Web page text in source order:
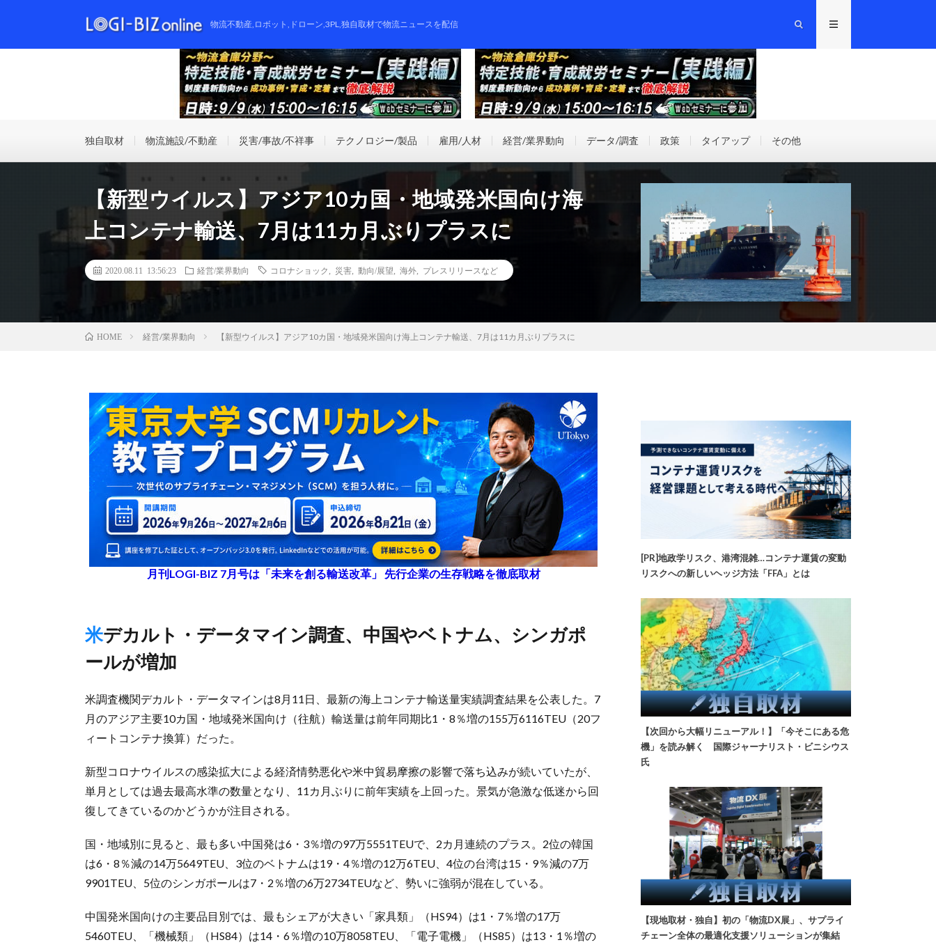
物流不動産,ロボット,ドローン,3PL,独自取材で物流ニュースを配信
独自取材 物流施設/不動産 災害/事故/不祥事 テクノロジー/製品 雇用/人材 経営/業界動向 データ/調査 政策 タイアップ その他
【新型ウイルス】アジア10カ国・地域発米国向け海
上コンテナ輸送、7月は11カ月ぶりプラスに
2020.08.11 13:56:23 経営/業界動向 コロナショック 災害 動向/展望 海外 プレスリリースなど
HOME 経営/業界動向 【新型ウイルス】アジア10カ国・地域発米国向け海上コンテナ輸送、7月は11カ月ぶりプラスに
月刊LOGI-BIZ 7月号は「未来を創る輸送改革」 先行企業の生存戦略を徹底取材
米デカルト・データマイン調査、中国やベトナム、シンガポ
ールが増加
米調査機関デカルト・データマインは8月11日、最新の海上コンテナ輸送量実績調査結果を公表した。7
月のアジア主要10カ国・地域発米国向け（往航）輸送量は前年同期比1・8％増の155万6116TEU（20フ
ィートコンテナ換算）だった。
新型コロナウイルスの感染拡大による経済情勢悪化や米中貿易摩擦の影響で落ち込みが続いていたが、
単月としては過去最高水準の数量となり、11カ月ぶりに前年実績を上回った。景気が急激な低迷から回
復してきているのかどうかが注目される。
国・地域別に見ると、最も多い中国発は6・3％増の97万5551TEUで、2カ月連続のプラス。2位の韓国
は6・8％減の14万5649TEU、3位のベトナムは19・4％増の12万6TEU、4位の台湾は15・9％減の7万
9901TEU、5位のシンガポールは7・2％増の6万2734TEUなど、勢いに強弱が混在している。
中国発米国向けの主要品目別では、最もシェアが大きい「家具類」（HS94）は1・7％増の17万
5460TEU、「機械類」（HS84）は14・6％増の10万8058TEU、「電子電機」（HS85）は13・1％増の
[PR]地政学リスク、港湾混雑…コンテナ運賃の変動
リスクへの新しいヘッジ方法「FFA」とは
【次回から大幅リニューアル！】「今そこにある危
機」を読み解く 国際ジャーナリスト・ビニシウス
氏
【現地取材・独自】初の「物流DX展」、サプライ
チェーン全体の最適化支援ソリューションが集結